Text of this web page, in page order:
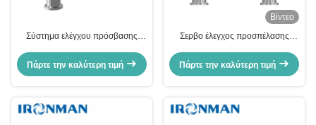
Σύστημα ελέγχου πρόσβασης
Πάρτε την καλύτερη τιμή
Βίντεο
Σερβο έλεγχος προσπέλασης
ταχύτητας τύπων στηλών για τις
Πάρτε την καλύτερη τιμή